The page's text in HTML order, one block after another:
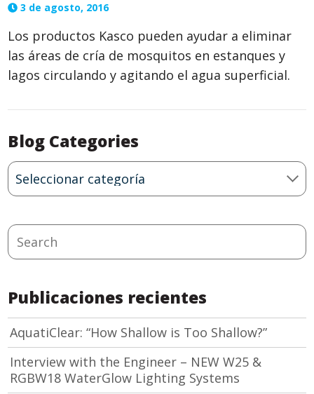
3 de agosto, 2016
Los productos Kasco pueden ayudar a eliminar
las áreas de cría de mosquitos en estanques y
lagos circulando y agitando el agua superficial.
Blog Categories
Blog
Categories
Search
Publicaciones recientes
AquatiClear: “How Shallow is Too Shallow?”
Interview with the Engineer – NEW W25 &
RGBW18 WaterGlow Lighting Systems